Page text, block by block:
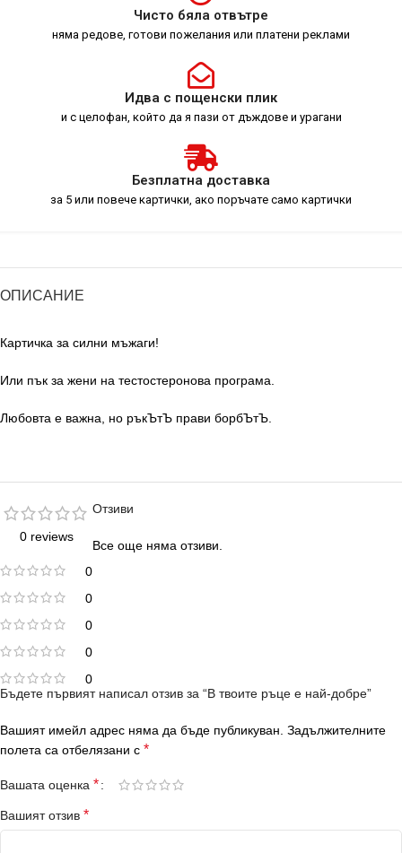
Чисто бяла отвътре
няма редове, готови пожелания или платени реклами
Идва с пощенски плик
и с целофан, който да я пази от дъждове и урагани
Безплатна доставка
за 5 или повече картички, ако поръчате само картички
ОПИСАНИЕ
Картичка за силни мъжаги!
Или пък за жени на тестостеронова програма.
Любовта е важна, но ръкЪтЪ прави борбЪтЪ.
0 reviews
0
0
0
0
0
Отзиви
Все още няма отзиви.
Бъдете първият написал отзив за “В твоите ръце е най-добре”
Вашият имейл адрес няма да бъде публикуван. Задължителните
полета са отбелязани с *
Вашата оценка *
Вашият отзив *